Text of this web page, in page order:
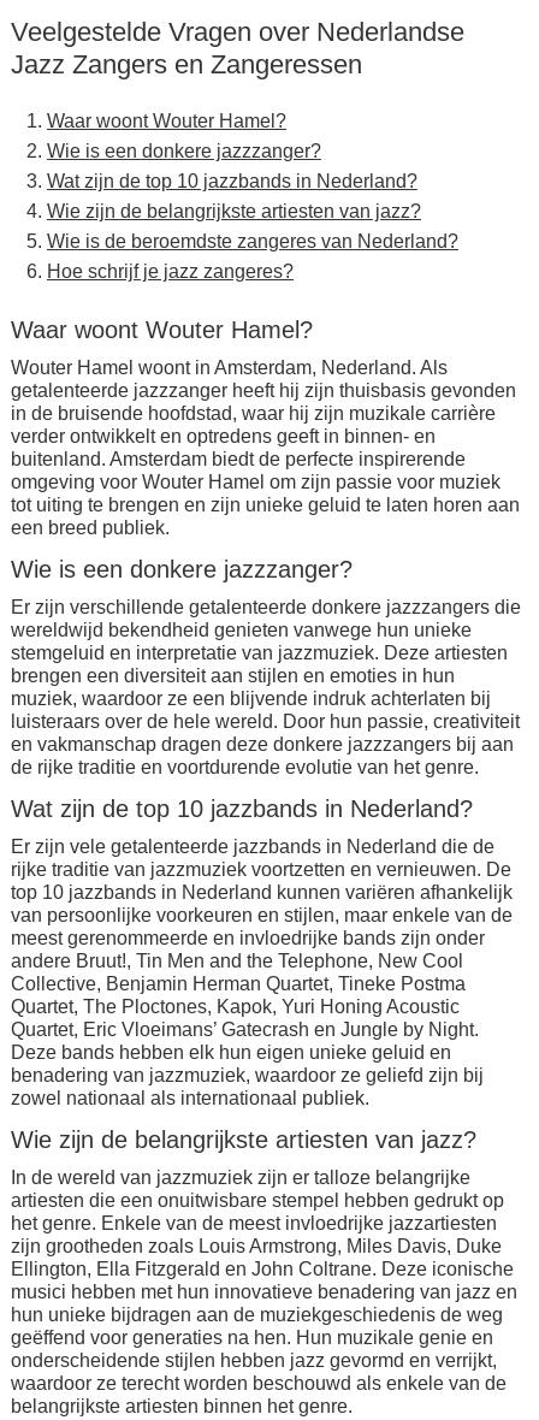
Veelgestelde Vragen over Nederlandse
Jazz Zangers en Zangeressen
Waar woont Wouter Hamel?
Wie is een donkere jazzzanger?
Wat zijn de top 10 jazzbands in Nederland?
Wie zijn de belangrijkste artiesten van jazz?
Wie is de beroemdste zangeres van Nederland?
Hoe schrijf je jazz zangeres?
Waar woont Wouter Hamel?
Wouter Hamel woont in Amsterdam, Nederland. Als
getalenteerde jazzzanger heeft hij zijn thuisbasis gevonden
in de bruisende hoofdstad, waar hij zijn muzikale carrière
verder ontwikkelt en optredens geeft in binnen- en
buitenland. Amsterdam biedt de perfecte inspirerende
omgeving voor Wouter Hamel om zijn passie voor muziek
tot uiting te brengen en zijn unieke geluid te laten horen aan
een breed publiek.
Wie is een donkere jazzzanger?
Er zijn verschillende getalenteerde donkere jazzzangers die
wereldwijd bekendheid genieten vanwege hun unieke
stemgeluid en interpretatie van jazzmuziek. Deze artiesten
brengen een diversiteit aan stijlen en emoties in hun
muziek, waardoor ze een blijvende indruk achterlaten bij
luisteraars over de hele wereld. Door hun passie, creativiteit
en vakmanschap dragen deze donkere jazzzangers bij aan
de rijke traditie en voortdurende evolutie van het genre.
Wat zijn de top 10 jazzbands in Nederland?
Er zijn vele getalenteerde jazzbands in Nederland die de
rijke traditie van jazzmuziek voortzetten en vernieuwen. De
top 10 jazzbands in Nederland kunnen variëren afhankelijk
van persoonlijke voorkeuren en stijlen, maar enkele van de
meest gerenommeerde en invloedrijke bands zijn onder
andere Bruut!, Tin Men and the Telephone, New Cool
Collective, Benjamin Herman Quartet, Tineke Postma
Quartet, The Ploctones, Kapok, Yuri Honing Acoustic
Quartet, Eric Vloeimans’ Gatecrash en Jungle by Night.
Deze bands hebben elk hun eigen unieke geluid en
benadering van jazzmuziek, waardoor ze geliefd zijn bij
zowel nationaal als internationaal publiek.
Wie zijn de belangrijkste artiesten van jazz?
In de wereld van jazzmuziek zijn er talloze belangrijke
artiesten die een onuitwisbare stempel hebben gedrukt op
het genre. Enkele van de meest invloedrijke jazzartiesten
zijn grootheden zoals Louis Armstrong, Miles Davis, Duke
Ellington, Ella Fitzgerald en John Coltrane. Deze iconische
musici hebben met hun innovatieve benadering van jazz en
hun unieke bijdragen aan de muziekgeschiedenis de weg
geëffend voor generaties na hen. Hun muzikale genie en
onderscheidende stijlen hebben jazz gevormd en verrijkt,
waardoor ze terecht worden beschouwd als enkele van de
belangrijkste artiesten binnen het genre.